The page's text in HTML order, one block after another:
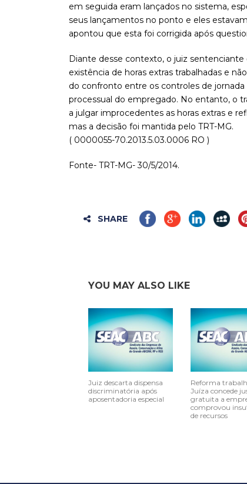
em seguida eram lançados no sistema,
seus lançamentos no ponto e eles
apontou que esta foi corrigida após
Diante desse contexto, o juiz
existência de horas extras trabalhadas e
do confronto entre os controles de
processual do empregado. No entanto, o
a julgar improcedentes as horas extras e
mas a decisão foi mantida pelo TRT-MG.
( 0000055-70.2013.5.03.0006 RO )
Fonte- TRT-MG- 30/5/2014.
SHARE
YOU MAY ALSO LIKE
Juiz descarta dispensa
discriminatória após
aposentadoria especial
Reforma
Juíza concede
gratuita a
comprovou
de recursos